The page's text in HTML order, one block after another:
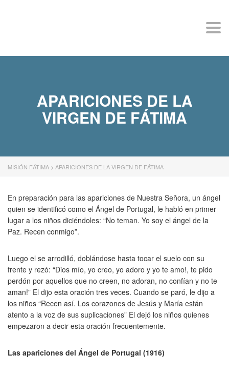
APARICIONES DE LA
VIRGEN DE FÁTIMA
MISIÓN FÁTIMA > APARICIONES DE LA VIRGEN DE FÁTIMA
En preparación para las apariciones de Nuestra Señora, un ángel
quien se identificó como el Ángel de Portugal, le habló en primer
lugar a los niños diciéndoles: “No teman. Yo soy el ángel de la
Paz. Recen conmigo”.
Luego el se arrodilló, doblándose hasta tocar el suelo con su
frente y rezó: “Dios mío, yo creo, yo adoro y yo te amo!, te pido
perdón por aquellos que no creen, no adoran, no confían y no te
aman!” El dijo esta oración tres veces. Cuando se paró, le dijo a
los niños “Recen así. Los corazones de Jesús y María están
atento a la voz de sus suplicaciones” El dejó los niños quienes
empezaron a decir esta oración frecuentemente.
Las apariciones del Ángel de Portugal (1916)